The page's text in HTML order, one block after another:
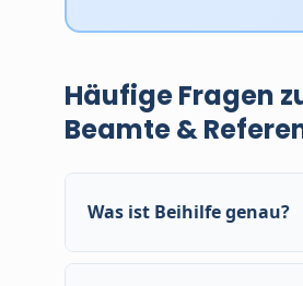
Häufige Fragen
Beamte &
Was ist Beihilfe genau?
Eine Beteiligung des Dienstherrn